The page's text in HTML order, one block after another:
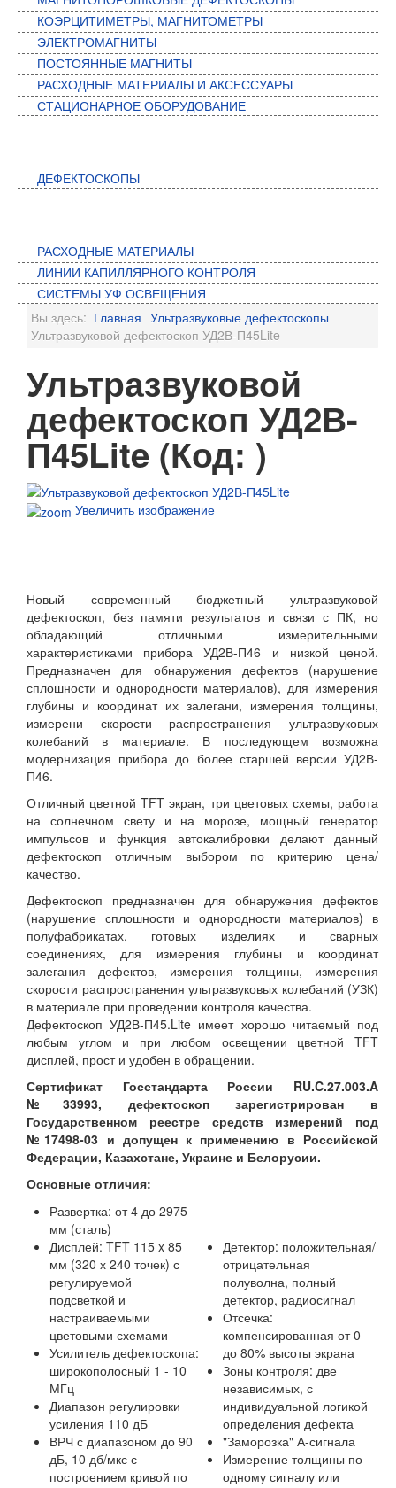
КОЭРЦИТИМЕТРЫ, МАГНИТОМЕТРЫ
ЭЛЕКТРОМАГНИТЫ
ПОСТОЯННЫЕ МАГНИТЫ
РАСХОДНЫЕ МАТЕРИАЛЫ И АКСЕССУАРЫ
СТАЦИОНАРНОЕ ОБОРУДОВАНИЕ
ДЕФЕКТОСКОПЫ
РАСХОДНЫЕ МАТЕРИАЛЫ
ЛИНИИ КАПИЛЛЯРНОГО КОНТРОЛЯ
СИСТЕМЫ УФ ОСВЕЩЕНИЯ
Вы здесь: Главная Ультразвуковые дефектоскопы
Ультразвуковой дефектоскоп УД2В-П45Lite
Ультразвуковой
дефектоскоп УД2В-
П45Lite (Код: )
Увеличить изображение
Новый современный бюджетный ультразвуковой
дефектоскоп, без памяти результатов и связи с ПК, но
обладающий отличными измерительными
характеристиками прибора УД2В-П46 и низкой ценой.
Предназначен для обнаружения дефектов (нарушение
сплошности и однородности материалов), для измерения
глубины и координат их залегани, измерения толщины,
измерени скорости распространения ультразвуковых
колебаний в материале. В последующем возможна
модернизация прибора до более старшей версии УД2В-
П46.
Отличный цветной TFT экран, три цветовых схемы, работа
на солнечном свету и на морозе, мощный генератор
импульсов и функция автокалибровки делают данный
дефектоскоп отличным выбором по критерию цена/
качество.
Дефектоскоп предназначен для обнаружения дефектов
(нарушение сплошности и однородности материалов) в
полуфабрикатах, готовых изделиях и сварных
соединениях, для измерения глубины и координат
залегания дефектов, измерения толщины, измерения
скорости распространения ультразвуковых колебаний (УЗК)
в материале при проведении контроля качества.
Дефектоскоп УД2В-П45.Lite имеет хорошо читаемый под
любым углом и при любом освещении цветной TFT
дисплей, прост и удобен в обращении.
Сертификат Госстандарта России RU.C.27.003.A
№33993, дефектоскоп зарегистрирован в
Государственном реестре средств измерений под
№17498-03 и допущен к применению в Российской
Федерации, Казахстане, Украине и Белорусии.
Основные отличия:
Развертка: от 4 до 2975
мм (сталь)
Дисплей: TFT 115 x 85
мм (320 х 240 точек) с
регулируемой
подсветкой и
настраиваемыми
цветовыми схемами
Усилитель дефектоскопа:
широкополосный 1 - 10
МГц
Диапазон регулировки
усиления 110 дБ
ВРЧ с диапазоном до 90
дБ, 10 дб/мкс с
построением кривой по
Детектор: положительная/
отрицательная
полуволна, полный
детектор, радиосигнал
Отсечка:
компенсированная от 0
до 80% высоты экрана
Зоны контроля: две
независимых, с
индивидуальной логикой
определения дефекта
"Заморозка" А-сигнала
Измерение толщины по
одному сигналу или